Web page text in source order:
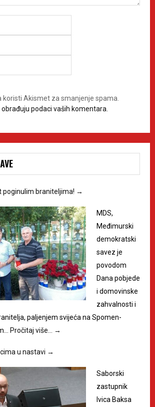
koristi Akismet za smanjenje spama.
podaci vaših komentara.
poginulim braniteljima! →
MDS,
Međimurski
demokratski
savez je
povodom
Dana pobjede
i domovinske
zahvalnosti i
paljenjem svijeća na Spomen-
Pročitaj više… →
u nastavi →
Saborski
zastupnik
Ivica Baksa